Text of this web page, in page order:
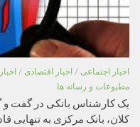
اخبار اجتماعی / اخبار اقتصادی /
مطبوعات و رسانه ها
یک کارشناس بانکی در گفت و
کلان، بانک مرکزی به تنهایی